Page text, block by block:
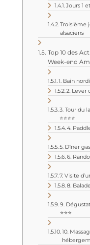
Jours 1
Troisième
alsaciens
Top 10 des
Week-end
1. Bain
2. Lever
3. Tour du
⭐⭐⭐⭐
4.
5. Dîner
6.
7. Visite
8.
9.
⭐⭐⭐
10.